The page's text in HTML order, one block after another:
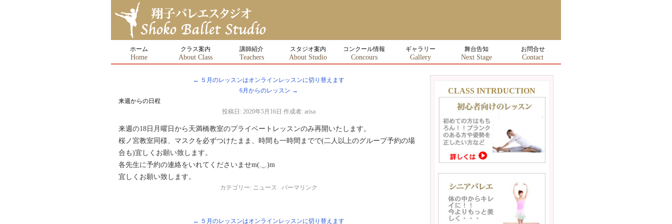
ホーム
Home
クラス案内
About Class
講師紹介
Teachers
スタジオ案内
About Studio
コンクール情報
Concours
ギャラリー
Gallery
舞台告知
Next Stage
お問合せ
Contact
← ５月のレッスンはオンラインレッスンに切り替えます
6月からのレッスン →
来週からの日程
投稿日: 2020年5月16日 作成者: arisa
来週の18日月曜日から天満橋教室のプライベートレッスンのみ再開いたします。
桜ノ宮教室同様、マスクを必ずつけたまま、時間も一時間までで(二人以上のグループ予約の場
合も)宜しくお願い致します。
各先生に予約の連絡をいれてくださいませm(._.)m
宜しくお願い致します。
カテゴリー: ニュース パーマリンク
← ５月のレッスンはオンラインレッスンに切り替えます
CLASS INTRDUCTION